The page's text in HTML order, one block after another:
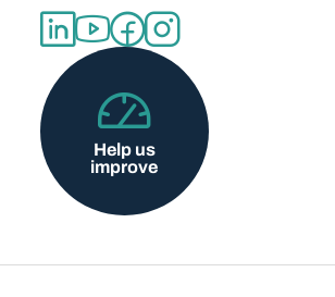
Help us
improve